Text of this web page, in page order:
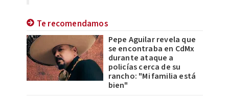
Te recomendamos
Pepe Aguilar revela que
se encontraba en CdMx
durante ataque a
policías cerca de su
rancho: "Mi familia está
bien"